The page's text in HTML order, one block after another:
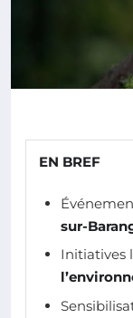
EN BREF
sur-
Initiatives